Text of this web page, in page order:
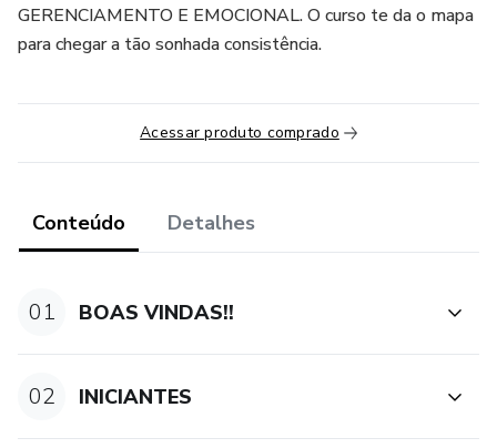
GERENCIAMENTO E EMOCIONAL. O curso te da o mapa
para chegar a tão sonhada consistência.
Acessar produto comprado
Conteúdo Detalhes
01 BOAS VINDAS!!
02 INICIANTES